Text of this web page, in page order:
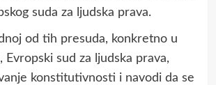
suda za ljudska prava.
od tih presuda, konkretno u
Evropski sud za ljudska prava,
konstitutivnosti i navodi da se